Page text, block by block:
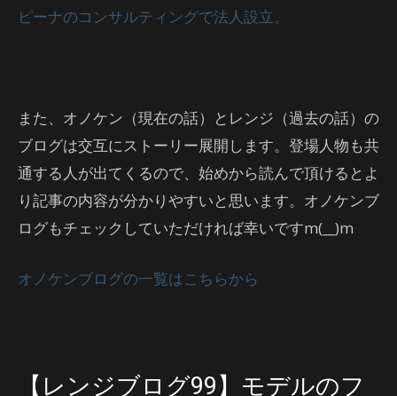
ピーナのコンサルティングで法人設立。
また、オノケン（現在の話）とレンジ（過去の話）の
ブログは交互にストーリー展開します。登場人物も共
通する人が出てくるので、始めから読んで頂けるとよ
り記事の内容が分かりやすいと思います。オノケンブ
ログもチェックしていただければ幸いですm(__)m
オノケンブログの一覧はこちらから
【レンジブログ99】モデルのフ